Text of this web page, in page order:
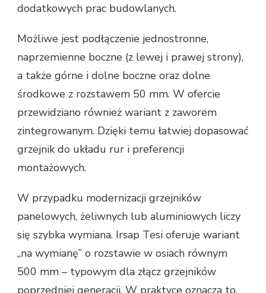
dodatkowych prac budowlanych.
Możliwe jest podłączenie jednostronne,
naprzemienne boczne (z lewej i prawej strony),
a także górne i dolne boczne oraz dolne
środkowe z rozstawem 50 mm. W ofercie
przewidziano również wariant z zaworem
zintegrowanym. Dzięki temu łatwiej dopasować
grzejnik do układu rur i preferencji
montażowych.
W przypadku modernizacji grzejników
panelowych, żeliwnych lub aluminiowych liczy
się szybka wymiana. Irsap Tesi oferuje wariant
„na wymianę” o rozstawie w osiach równym
500 mm – typowym dla złącz grzejników
poprzedniej generacji. W praktyce oznacza to,